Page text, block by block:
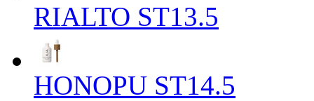
RIALTO ST13.5
HONOPU ST14.5